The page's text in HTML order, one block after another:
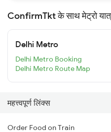
ConfirmTkt के साथ मेट्रो
Delhi Metro
Delhi Metro Booking
Delhi Metro Route Map
महत्त्वपूर्ण लिंक्स
Order Food on Train